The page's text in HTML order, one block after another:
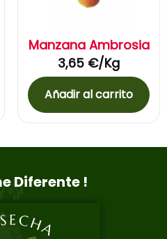
Manzana Ambrosia
3,65 €/Kg
Añadir al carrito
Diferente !